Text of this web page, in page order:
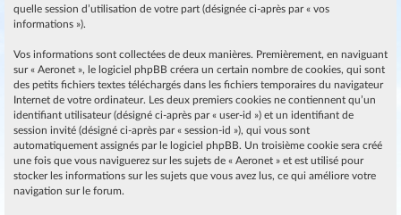
r
quelle session d’utilisation de votre part (désignée ci-après par « vos
informations »).
Vos informations sont collectées de deux manières. Premièrement, en naviguant
sur « Aeronet », le logiciel phpBB créera un certain nombre de cookies, qui sont
des petits fichiers textes téléchargés dans les fichiers temporaires du navigateur
Internet de votre ordinateur. Les deux premiers cookies ne contiennent qu’un
identifiant utilisateur (désigné ci-après par « user-id ») et un identifiant de
session invité (désigné ci-après par « session-id »), qui vous sont
automatiquement assignés par le logiciel phpBB. Un troisième cookie sera créé
une fois que vous naviguerez sur les sujets de « Aeronet » et est utilisé pour
stocker les informations sur les sujets que vous avez lus, ce qui améliore votre
navigation sur le forum.